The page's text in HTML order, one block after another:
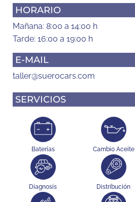
HORARIO
Mañana: 8:00 a 14:00 h
Tarde: 16:00 a 19:00 h
E-MAIL
taller@suerocars.com
SERVICIOS
Baterías Cambio Aceite
Diagnosis Distribución